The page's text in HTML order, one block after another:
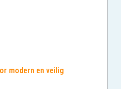
modern en veilig